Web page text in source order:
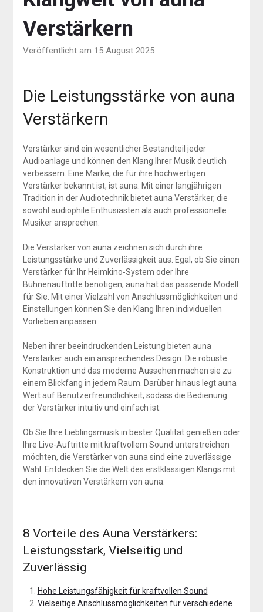
Verstärkern
Veröffentlicht am 15 August 2025
Die Leistungsstärke von auna
Verstärkern
Verstärker sind ein wesentlicher Bestandteil jeder
Audioanlage und können den Klang Ihrer Musik deutlich
verbessern. Eine Marke, die für ihre hochwertigen
Verstärker bekannt ist, ist auna. Mit einer langjährigen
Tradition in der Audiotechnik bietet auna Verstärker, die
sowohl audiophile Enthusiasten als auch professionelle
Musiker ansprechen.
Die Verstärker von auna zeichnen sich durch ihre
Leistungsstärke und Zuverlässigkeit aus. Egal, ob Sie einen
Verstärker für Ihr Heimkino-System oder Ihre
Bühnenauftritte benötigen, auna hat das passende Modell
für Sie. Mit einer Vielzahl von Anschlussmöglichkeiten und
Einstellungen können Sie den Klang Ihren individuellen
Vorlieben anpassen.
Neben ihrer beeindruckenden Leistung bieten auna
Verstärker auch ein ansprechendes Design. Die robuste
Konstruktion und das moderne Aussehen machen sie zu
einem Blickfang in jedem Raum. Darüber hinaus legt auna
Wert auf Benutzerfreundlichkeit, sodass die Bedienung
der Verstärker intuitiv und einfach ist.
Ob Sie Ihre Lieblingsmusik in bester Qualität genießen oder
Ihre Live-Auftritte mit kraftvollem Sound unterstreichen
möchten, die Verstärker von auna sind eine zuverlässige
Wahl. Entdecken Sie die Welt des erstklassigen Klangs mit
den innovativen Verstärkern von auna.
8 Vorteile des Auna Verstärkers:
Leistungsstark, Vielseitig und
Zuverlässig
Hohe Leistungsfähigkeit für kraftvollen Sound
Vielseitige Anschlussmöglichkeiten für verschiedene